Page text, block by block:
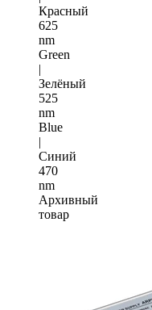
Красный
625
nm
Green
|
Зелёный
525
nm
Blue
|
Синий
470
nm
Архивный
товар